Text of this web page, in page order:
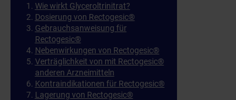
Wie wirkt Glyceroltrinitrat?
Dosierung von Rectogesic®
Gebrauchsanweisung für
Rectogesic®
Nebenwirkungen von Rectogesic®
Verträglichkeit von mit Rectogesic®
anderen Arzneimitteln
Kontraindikationen für Rectogesic®
Lagerung von Rectogesic®